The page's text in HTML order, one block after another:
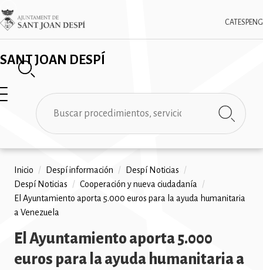
Pasar
al
contenido
SANT JOAN DESPÍ
CAT ESPENG
Imatge
✕
Buscar
Ruta
de
navegación
Inicio / Despí información / Despí Noticias
/
Despí Noticias
/ Cooperación y nueva ciudadanía
/
El Ayuntamiento aporta 5.000 euros para la ayuda humanitaria
a Venezuela
El Ayuntamiento aporta 5.000
euros para la ayuda humanitaria a